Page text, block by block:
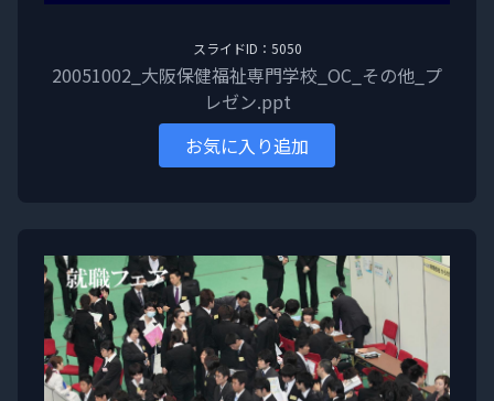
スライドID：5050
20051002_大阪保健福祉専門学校_OC_その他_プ
レゼン.ppt
お気に入り追加